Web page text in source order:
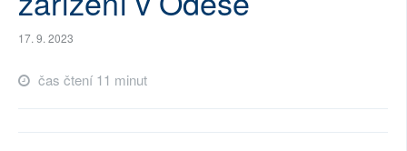
NEJČTENĚJŠÍ ZA 7 DNÍ
17. 9. 2023
čas čtení 11 minut